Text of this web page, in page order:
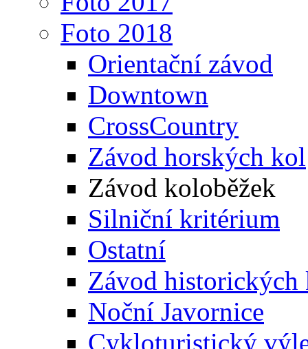
Foto 2018
Orientační závod
Downtown
CrossCountry
Závod horských kol
Závod koloběžek
Silniční kritérium
Ostatní
Závod historických
Noční Javornice
Cykloturistický